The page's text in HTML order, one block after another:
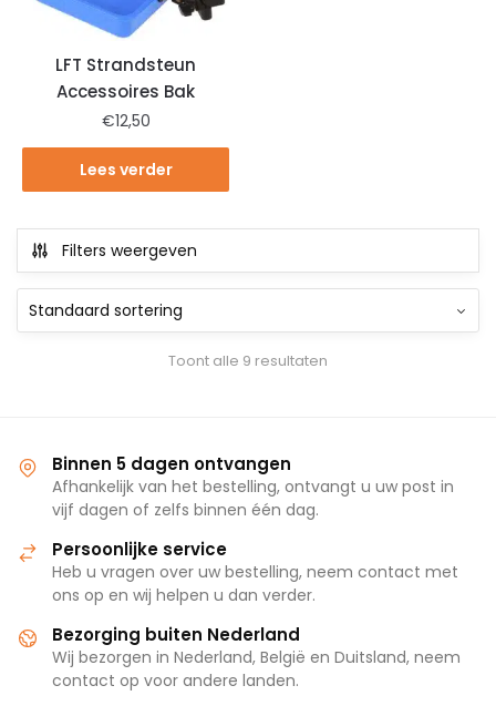
LFT Strandsteun
Accessoires Bak
€12,50
Lees verder
Filters weergeven
Toont alle 9 resultaten
Binnen 5 dagen ontvangen
Afhankelijk van het bestelling, ontvangt u uw post in
vijf dagen of zelfs binnen één dag.
Persoonlijke service
Heb u vragen over uw bestelling, neem contact met
ons op en wij helpen u dan verder.
Bezorging buiten Nederland
Wij bezorgen in Nederland, België en Duitsland, neem
contact op voor andere landen.